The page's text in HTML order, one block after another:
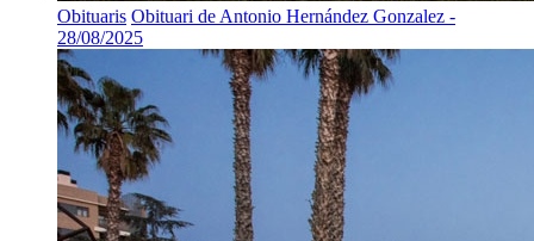
Obituaris Obituari de Antonio Hernández Gonzalez -
28/08/2025